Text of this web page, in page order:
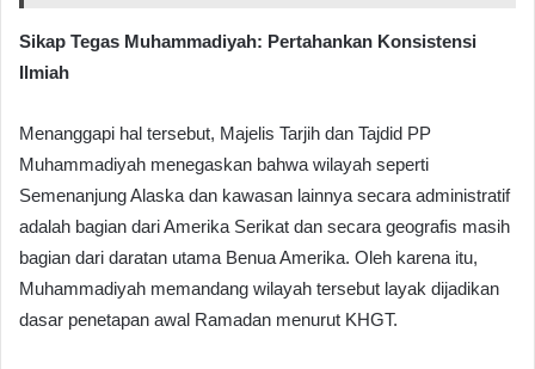
Sikap Tegas Muhammadiyah: Pertahankan Konsistensi
Ilmiah
Menanggapi hal tersebut, Majelis Tarjih dan Tajdid PP
Muhammadiyah menegaskan bahwa wilayah seperti
Semenanjung Alaska dan kawasan lainnya secara administratif
adalah bagian dari Amerika Serikat dan secara geografis masih
bagian dari daratan utama Benua Amerika. Oleh karena itu,
Muhammadiyah memandang wilayah tersebut layak dijadikan
dasar penetapan awal Ramadan menurut KHGT.